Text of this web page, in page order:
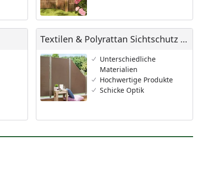
Textilen & Polyrattan Sichtschutz Zaun Textilen & Polyrattan Sichtschutz Zaun
Unterschiedliche
Materialien
Hochwertige Produkte
Schicke Optik